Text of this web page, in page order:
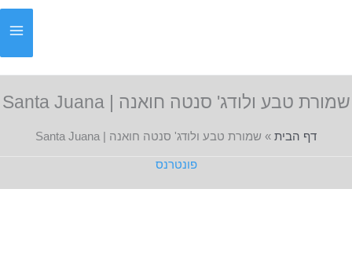
שמורת טבע ולודג' סנטה חואנה | Santa Juana
דף הבית » שמורת טבע ולודג' סנטה חואנה | Santa Juana
פונטרנס